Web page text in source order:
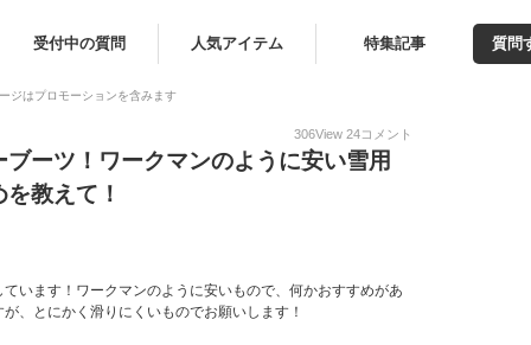
受付中の質問 人気アイテム 特集記事 質問
ジはプロモーションを含みます
306View 24コメント
ーツ！ワークマンのように安い雪用
教えて！
います！ワークマンのように安いもので、何かおすすめがあ
、とにかく滑りにくいものでお願いします！